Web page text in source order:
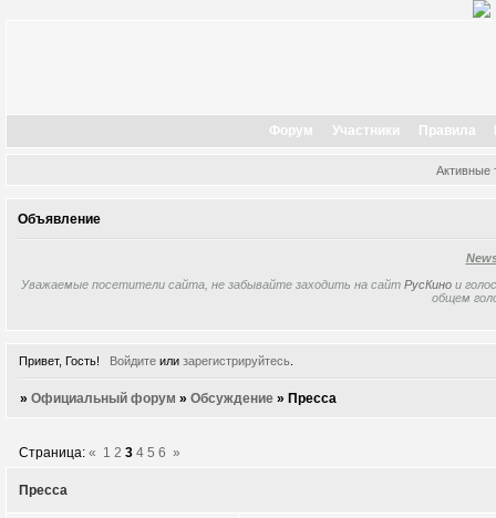
Форум Участники Правила
Активные
Объявление
Уважаемые посетители сайта, не забывайте заходить на сайт РусКино и
общем
Привет, Гость! Войдитеили зарегистрируйтесь.
»Официальный форум »Обсуждение »Пресса
Пресса
Страница:« 1 2 3 4 5 6 »